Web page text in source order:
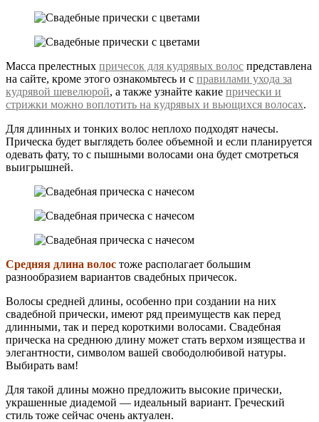
Масса прелестных причесок для кудрявых волос представлена
на сайте, кроме этого ознакомьтесь и с правилами ухода за
кудрявой шевелюрой, а также узнайте какие прически и
стрижки можно воплотить на кудрявых и вьющихся волосах.
Для длинных и тонких волос неплохо подходят начесы.
Прическа будет выглядеть более объемной и если планируется
одевать фату, то с пышными волосами она будет смотреться
выигрышней.
Средняя длина волос тоже располагает большим
разнообразием вариантов свадебных причесок.
Волосы средней длины, особенно при создании на них
свадебной прически, имеют ряд преимуществ как перед
длинными, так и перед короткими волосами. Свадебная
прическа на среднюю длину может стать верхом изящества и
элегантности, символом вашей свободолюбивой натуры.
Выбирать вам!
Для такой длины можно предложить высокие прически,
украшенные диадемой — идеальный вариант. Греческий
стиль тоже сейчас очень актуален.